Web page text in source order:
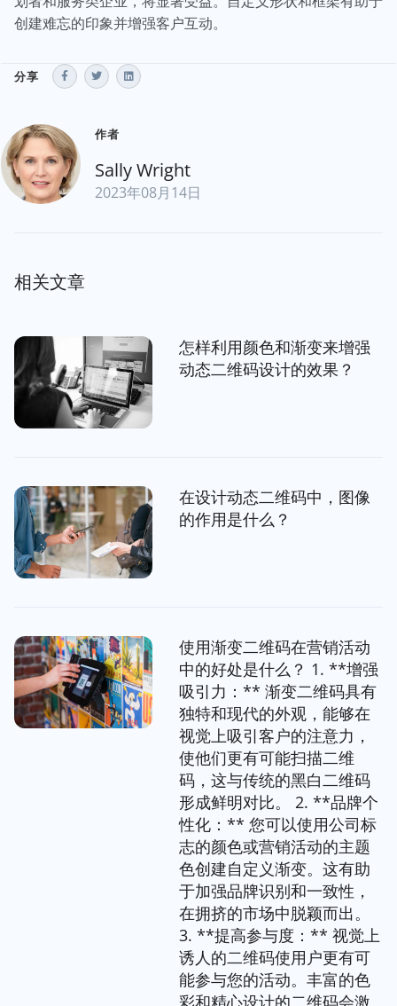
创建难忘的印象并增强客户互动。
分享
作者
Sally Wright
2023年08月14日
相关文章
怎样利用颜色和渐变来增强
动态二维码设计的效果？
在设计动态二维码中，图像
的作用是什么？
使用渐变二维码在营销活动
中的好处是什么？ 1. **增强
吸引力：** 渐变二维码具有
独特和现代的外观，能够在
视觉上吸引客户的注意力，
使他们更有可能扫描二维
码，这与传统的黑白二维码
形成鲜明对比。 2. **品牌个
性化：** 您可以使用公司标
志的颜色或营销活动的主题
色创建自定义渐变。这有助
于加强品牌识别和一致性，
在拥挤的市场中脱颖而出。
3. **提高参与度：** 视觉上
诱人的二维码使用户更有可
能参与您的活动。丰富的色
彩和精心设计的二维码会激